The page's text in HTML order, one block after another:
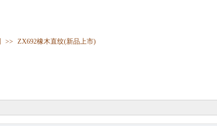
>> ZX692橡木直纹(新品上市)